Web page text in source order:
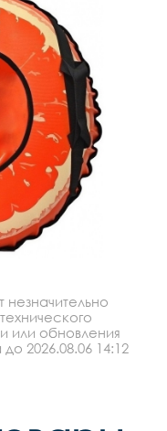
или обновления
2026.08.06 14:12